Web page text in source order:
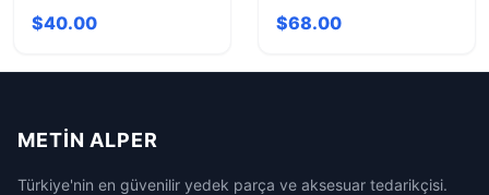
Birleştirme Kalıbı
$40.00
Birleştirme Kalıp Seti
$68.00
METIN ALPER
Türkiye'nin en güvenilir yedek parça ve aksesuar tedarikçisi.